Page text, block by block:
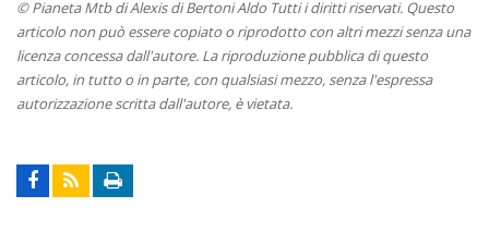
© Pianeta Mtb di Alexis di Bertoni Aldo Tutti i diritti riservati. Questo
articolo non può essere copiato o riprodotto con altri mezzi senza una
licenza concessa dall'autore. La riproduzione pubblica di questo
articolo, in tutto o in parte, con qualsiasi mezzo, senza l'espressa
autorizzazione scritta dall'autore, è vietata.